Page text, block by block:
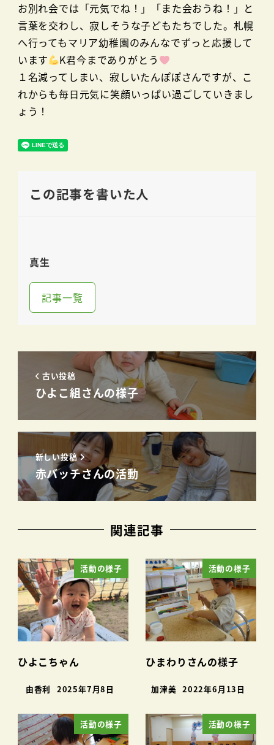
お別れ会では「元気でね！」「また会おうね！」と
言葉を交わし、寂しそうな子どもたちでした。札幌
へ行ってもマリア幼稚園のみんなでずっと応援して
います
K君今までありがとう
１名減ってしまい、寂しいたんぽぽさんですが、こ
れからも毎日元気に笑顔いっぱい過ごしていきまし
ょう！
この記事を書いた人
真生
記事一覧
古い投稿
ひよこ組さんの様子
新しい投稿
赤バッチさんの活動
関連記事
活動の様子
ひよこちゃん
由香利 2025年7月8日
活動の様子
ひまわりさんの様子
加津美 2022年6月13日
活動の様子 活動の様子